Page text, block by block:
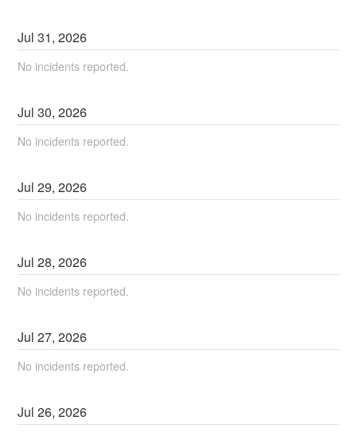
Jul31,2026
No incidents reported.
Jul30,2026
No incidents reported.
Jul29,2026
No incidents reported.
Jul28,2026
No incidents reported.
Jul27,2026
No incidents reported.
Jul26,2026